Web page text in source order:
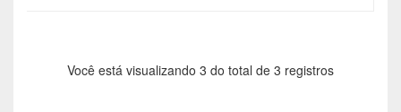
Você está visualizando 3 do total de 3 registros